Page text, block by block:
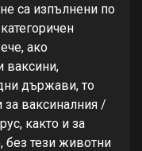
са изпълнени по
ако
ваксини,
държави, то
за ваксиналния /
както и за
без тези животни